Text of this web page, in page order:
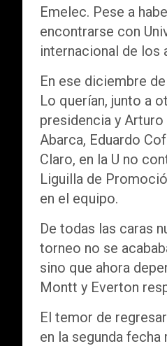
Emelec. Pese a
encontrarse con
internacional de los
En ese diciembre
Lo querían, junto a
presidencia y Arturo
Abarca, Eduardo
Claro, en la U no
Liguilla de
en el equipo.
De todas las caras
torneo no se
sino que ahora
Montt y Everton
El temor de
en la segunda